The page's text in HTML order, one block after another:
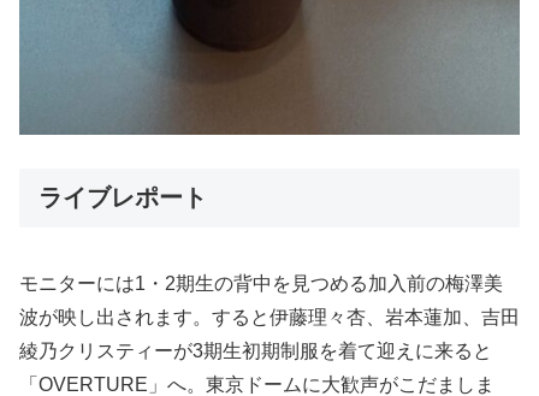
ライブレポート
モニターには1・2期生の背中を見つめる加入前の梅澤美
波が映し出されます。すると伊藤理々杏、岩本蓮加、吉田
綾乃クリスティーが3期生初期制服を着て迎えに来ると
「OVERTURE」へ。東京ドームに大歓声がこだましま